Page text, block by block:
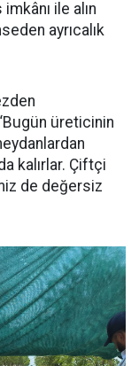
ile alın
ayrıcalık
üreticinin
kalırlar. Çiftçi
de değersiz